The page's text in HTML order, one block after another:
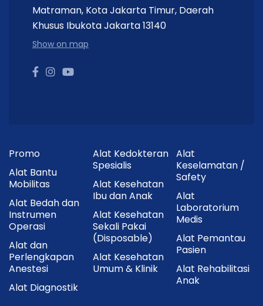
Matraman, Kota Jakarta Timur, Daerah
Khusus Ibukota Jakarta 13140
Show on map
Promo
Alat Bantu
Mobilitas
Alat Bedah dan
Instrumen
Operasi
Alat dan
Perlengkapan
Anestesi
Alat Diagnostik
Alat Kedokteran
Spesialis
Alat Kesehatan
Ibu dan Anak
Alat Kesehatan
Sekali Pakai
(Disposable)
Alat Kesehatan
Umum & Klinik
Alat
Keselamatan /
Safety
Alat
Laboratorium
Medis
Alat Pemantau
Pasien
Alat Rehabilitasi
Anak